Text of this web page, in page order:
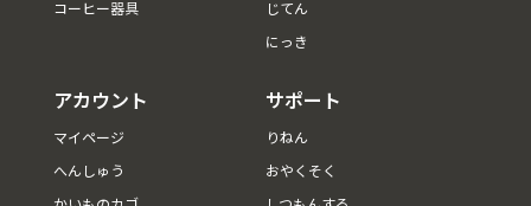
コーヒー器具
じてん
にっき
アカウント
マイページ
へんしゅう
サポート
りねん
おやくそく